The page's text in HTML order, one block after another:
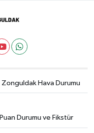
Zonguldak Hava Durumu
Puan Durumu ve Fikstür